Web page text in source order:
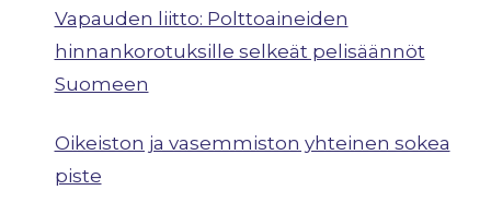
Vapauden liitto: Polttoaineiden
hinnankorotuksille selkeät pelisäännöt
Suomeen
Oikeiston ja vasemmiston yhteinen sokea
piste